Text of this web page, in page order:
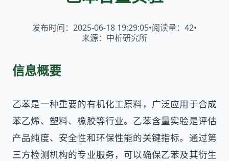
发布时间：2025-06-18 19:29:05•阅读量： 42•
来源：中析研究所
信息概要
乙苯是一种重要的有机化工原料，广泛应用于合成
苯乙烯、塑料、橡胶等行业。乙苯含量实验是评估
产品纯度、安全性和环保性能的关键指标。通过第
三方检测机构的专业服务，可以确保乙苯及其衍生